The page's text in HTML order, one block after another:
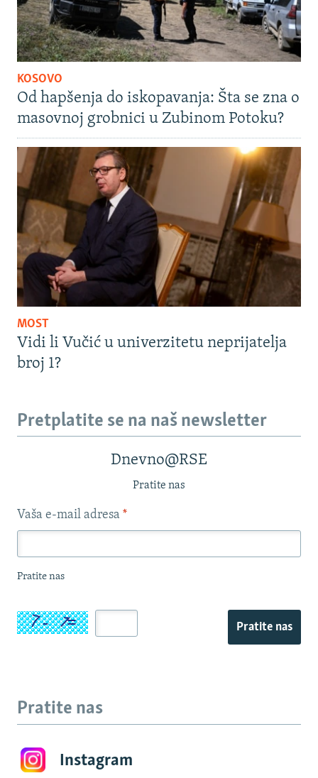
KOSOVO
Od hapšenja do iskopavanja: Šta se zna o
masovnoj grobnici u Zubinom Potoku?
MOST
Vidi li Vučić u univerzitetu neprijatelja
broj 1?
Pretplatite se na naš newsletter
Dnevno@RSE
Pratite nas
Vaša e-mail adresa *
Pratite nas
Pratite nas
Pratite nas
Instagram